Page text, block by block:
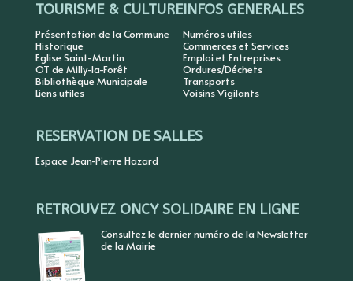
TOURISME & CULTURE
Présentation de la Commune
Historique
Eglise Saint-Martin
OT de Milly-la-Forêt
Bibliothèque Municipale
Liens utiles
INFOS GENERALES
Numéros utiles
Commerces et Services
Emploi et Entreprises
Ordures/Déchets
Transports
Voisins Vigilants
RESERVATION DE SALLES
Espace Jean-Pierre Hazard
RETROUVEZ ONCY SOLIDAIRE EN LIGNE
Consultez le dernier numéro de la Newsletter
de la Mairie